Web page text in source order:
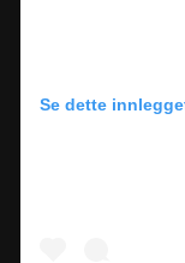
Se dette